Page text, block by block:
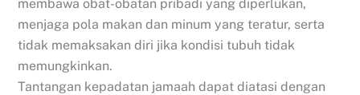
membawa obat-obatan pribadi yang diperlukan,
menjaga pola makan dan minum yang teratur, serta
tidak memaksakan diri jika kondisi tubuh tidak
memungkinkan.
Tantangan kepadatan jamaah dapat diatasi dengan